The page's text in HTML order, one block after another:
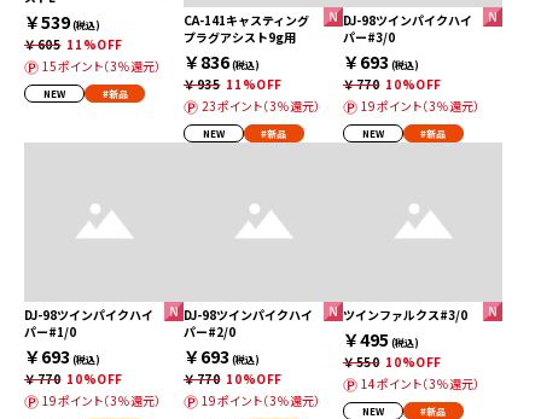
￥539(税込)
￥605 11%OFF
15ポイント（3％還元）
NEW #新品
CA-141キャスティング
プラグアシスト9g用
￥836(税込)
￥935 11%OFF
23ポイント（3％還元）
NEW #新品
DJ-98ツインパイクハイ
パー#3/0
￥693 (税込)
￥770 10%OFF
19ポイント（3％還元）
NEW #新品
DJ-98ツインパイクハイ
パー#1/0
￥693 (税込)
￥770 10%OFF
19ポイント（3％還元）
DJ-98ツインパイクハイ
パー#2/0
￥693 (税込)
￥770 10%OFF
19ポイント（3％還元）
ツインファルクス#3/0
￥495 (税込)
￥550 10%OFF
14ポイント（3％還元）
NEW #新品